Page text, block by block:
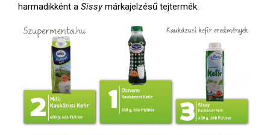
harmadikként a Sissymárkajelzésű tejtermék.